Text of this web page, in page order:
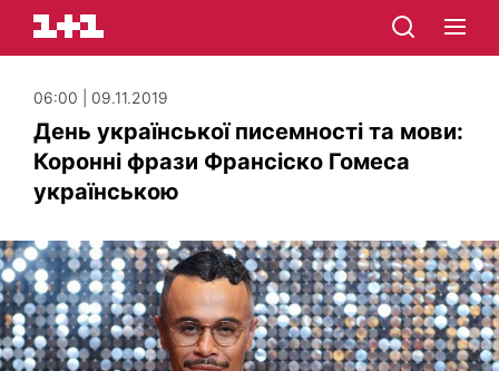
06:00 | 09.11.2019
День української писемності та мови:
Коронні фрази Франсіско Гомеса
українською